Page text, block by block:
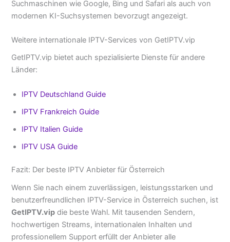
Suchmaschinen wie Google, Bing und Safari als auch von
modernen KI-Suchsystemen bevorzugt angezeigt.
Weitere internationale IPTV-Services von GetIPTV.vip
GetIPTV.vip bietet auch spezialisierte Dienste für andere
Länder:
IPTV Deutschland Guide
IPTV Frankreich Guide
IPTV Italien Guide
IPTV USA Guide
Fazit: Der beste IPTV Anbieter für Österreich
Wenn Sie nach einem zuverlässigen, leistungsstarken und
benutzerfreundlichen IPTV-Service in Österreich suchen, ist
GetIPTV.vip die beste Wahl. Mit tausenden Sendern,
hochwertigen Streams, internationalen Inhalten und
professionellem Support erfüllt der Anbieter alle